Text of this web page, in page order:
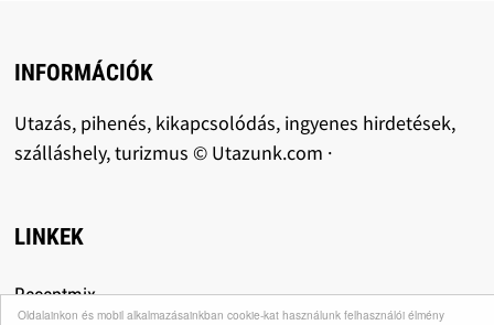
Oldalainkon és mobil alkalmazásainkban cookie-kat használunk felhasználói élmény
INFORMÁCIÓK
Utazás, pihenés, kikapcsolódás, ingyenes hirdetések,
szálláshely, turizmus © Utazunk.com ·
LINKEK
Receptmix